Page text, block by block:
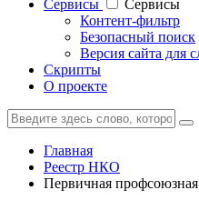
Cервисы
Cервисы
Контент-фильтр
Безопасный поиск
Версия сайта для
Скрипты
О проекте
Главная
Реестр НКО
Первичная